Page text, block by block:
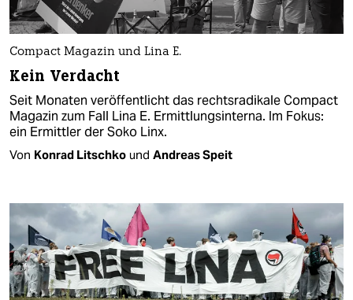
Compact Magazin und Lina E.
Kein Verdacht
Seit Monaten veröffentlicht das rechtsradikale Compact
Magazin zum Fall Lina E. Ermittlungsinterna. Im Fokus:
ein Ermittler der Soko Linx.
Von Konrad Litschko und Andreas Speit